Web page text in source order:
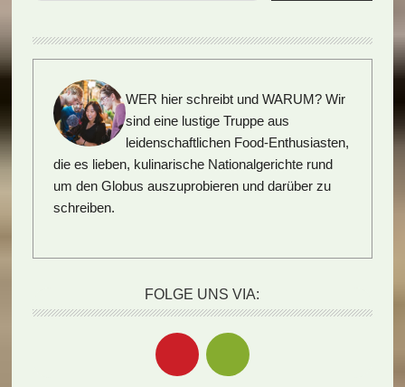
WER hier schreibt und WARUM? Wir
sind eine lustige Truppe aus
leidenschaftlichen Food-Enthusiasten,
die es lieben, kulinarische Nationalgerichte rund
um den Globus auszuprobieren und darüber zu
schreiben.
FOLGE UNS VIA: